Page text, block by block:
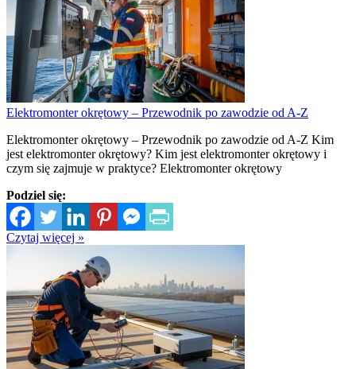
Elektromonter okrętowy – Przewodnik po zawodzie od A-Z
Elektromonter okrętowy – Przewodnik po zawodzie od A-Z Kim
jest elektromonter okrętowy? Kim jest elektromonter okrętowy i
czym się zajmuje w praktyce? Elektromonter okrętowy
Podziel się:
Czytaj więcej »